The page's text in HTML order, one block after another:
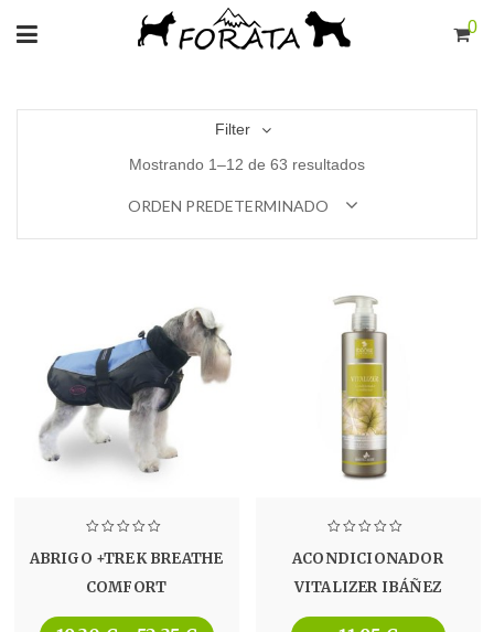
0
Filter
Mostrando 1–12 de 63 resultados
ORDEN PREDETERMINADO
ABRIGO +TREK BREATHE
COMFORT
ACONDICIONADOR
VITALIZER IBÁÑEZ